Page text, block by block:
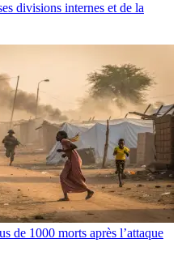
divisions internes et de la
de 1000 morts après l’attaque